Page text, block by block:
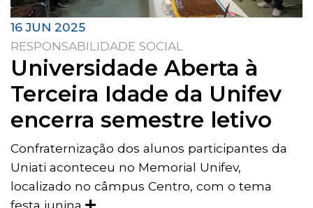
16 JUN 2025
RESPONSABILIDADE SOCIAL
Universidade Aberta à
Terceira Idade da Unifev
encerra semestre letivo
Confraternização dos alunos participantes da
Uniati aconteceu no Memorial Unifev,
localizado no câmpus Centro, com o tema
festa junina